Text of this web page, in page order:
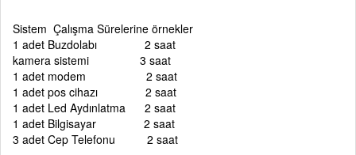
Sistem Çalışma Sürelerine örnekler
1 adet Buzdolabı 2 saat
kamera sistemi 3 saat
1 adet modem 2 saat
1 adet pos cihazı 2 saat
1 adet Led Aydınlatma 2 saat
1 adet Bilgisayar 2 saat
3 adet Cep Telefonu 2 saat